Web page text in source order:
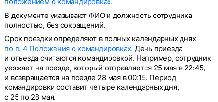
В документе указывают ФИО и должность сотрудника
полностью, без сокращений.
Срок поездки определяют в полных календарных днях
по п. 4 Положения о командировках. День приезда
и отъезда считаются командировкой. Например, сотрудник
уезжает на поезде, который отправляется 25 мая в 22:45,
и возвращается на поезде 28 мая в 00:15. Период
командировки составит четыре календарных дня,
с 25 по 28 мая.